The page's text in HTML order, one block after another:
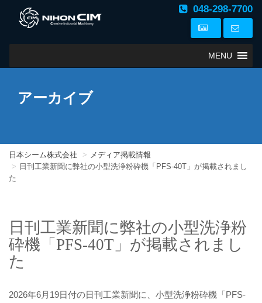
048-298-7700
MENU
アーカイブ
日本シーム株式会社
メディア掲載情報
日刊工業新聞に弊社の小型洗浄粉砕機「PFS-40T」が掲載されまし
た
日刊工業新聞に弊社の小型洗浄粉
砕機「PFS-40T」が掲載されまし
た
2026年6月19日付の日刊工業新聞に、小型洗浄粉砕機「PFS-